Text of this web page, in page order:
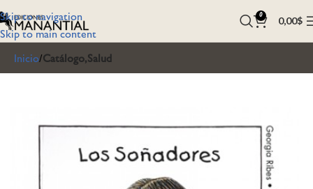
Skip to navigation
Skip to main content
0 0,00$
Inicio Catálogo,Salud